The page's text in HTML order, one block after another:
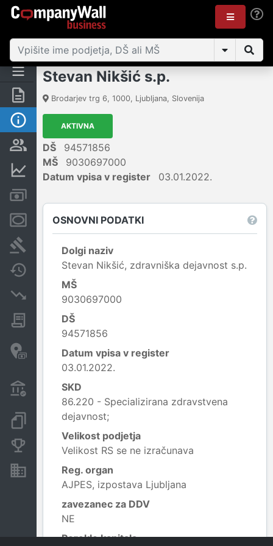
Povzetek
Odgovorne osebe in lastništvo
Zastavne pravice
Sodni postopki
Spremembe
Insolvenčni postopki
Javna naročila
transakcije
Transakcije iz državnega
Dokumenti in objave
Konkurenčna podjetja
Nepremičnine in sredstva
Stevan Nikšić s.p.
Brodarjev trg 6, 1000, Ljubljana, Slovenija
AKTIVNA
DŠ
94571856
MŠ
9030697000
Datum vpisa v register
03.01.2022.
OSNOVNI PODATKI
Dolgi naziv
Stevan Nikšić, zdravniška dejavnost s.p.
MŠ
9030697000
DŠ
94571856
Datum vpisa v register
03.01.2022.
SKD
86.220 - Specializirana zdravstvena
dejavnost;
Velikost podjetja
Velikost RS se ne izračunava
Reg. organ
AJPES, izpostava Ljubljana
zavezanec za DDV
NE
Poreklo kapitala